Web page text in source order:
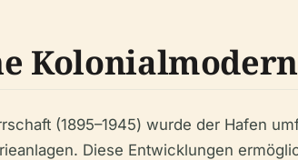
(1895–1945) wurde der Hafen
Diese Entwicklungen